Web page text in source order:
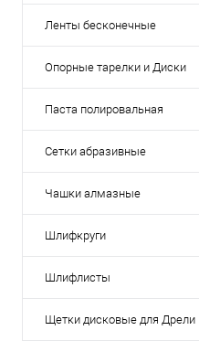
Ленты бесконечные
Опорные тарелки и Диски
Паста полировальная
Сетки абразивные
Чашки алмазные
Шлифкруги
Шлифлисты
Щетки дисковые для Дрели